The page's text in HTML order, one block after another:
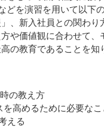
を演習を用いて以下
新入社員との関わり
価値観に合わせて、
教育であることを知
の教え方
高めるために必要なこ
える